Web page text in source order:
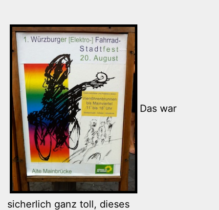
Das war
sicherlich ganz toll, dieses